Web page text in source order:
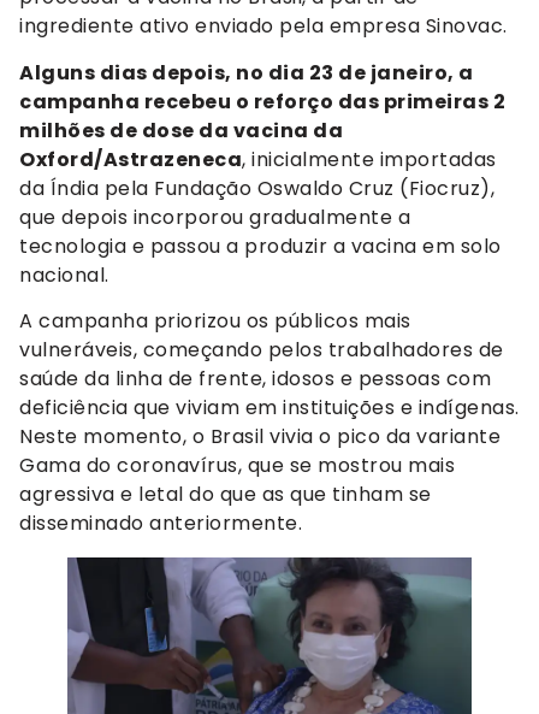
ingrediente ativo enviado pela empresa Sinovac.
Alguns dias depois, no dia 23 de janeiro, a
campanha recebeu o reforço das primeiras 2
milhões de dose da vacina da
Oxford/Astrazeneca, inicialmente importadas
da Índia pela Fundação Oswaldo Cruz (Fiocruz),
que depois incorporou gradualmente a
tecnologia e passou a produzir a vacina em solo
nacional.
A campanha priorizou os públicos mais
vulneráveis, começando pelos trabalhadores de
saúde da linha de frente, idosos e pessoas com
deficiência que viviam em instituições e indígenas.
Neste momento, o Brasil vivia o pico da variante
Gama do coronavírus, que se mostrou mais
agressiva e letal do que as que tinham se
disseminado anteriormente.